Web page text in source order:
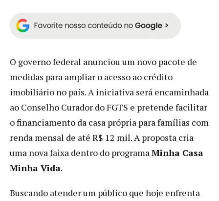
O governo federal anunciou um novo pacote de
medidas para ampliar o acesso ao crédito
imobiliário no país. A iniciativa será encaminhada
ao Conselho Curador do FGTS e pretende facilitar
o financiamento da casa própria para famílias com
renda mensal de até R$ 12 mil. A proposta cria
uma nova faixa dentro do programaMinha Casa
Minha Vida.
Buscando atender um público que hoje enfrenta